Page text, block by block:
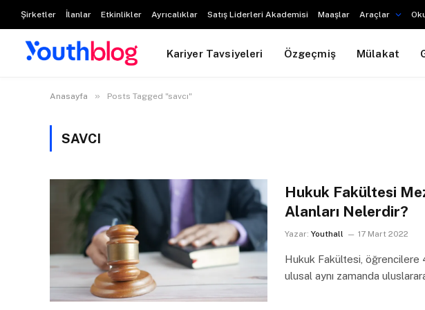
Şirketler İlanlar Etkinlikler Ayrıcalıklar Satış Liderleri Akademisi Maaşlar Araçlar
Kariyer Tavsiyeleri Özgeçmiş Mülakat
Anasayfa » Posts Tagged "savcı"
SAVCI
Hukuk Fakültesi
Alanları Nelerdir?
Yazar: Youthall 17 Mart 2022
Hukuk Fakültesi, öğrencilere
ulusal aynı zamanda